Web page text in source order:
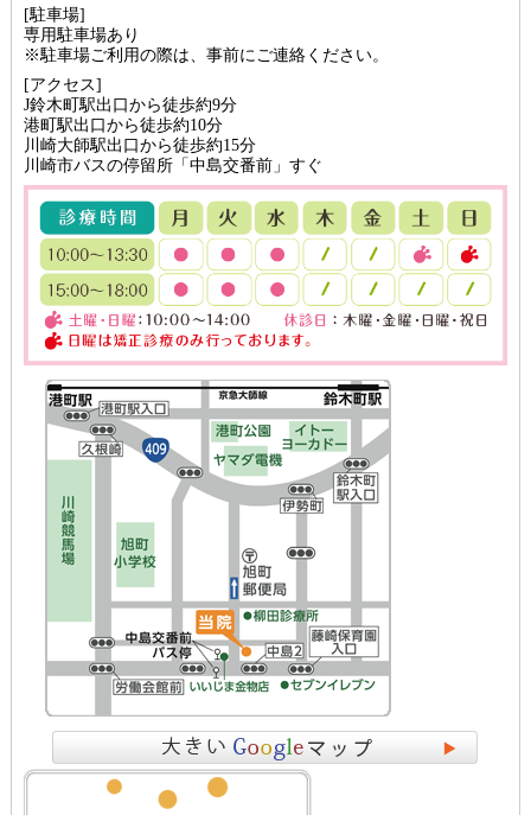
[駐車場]
専用駐車場あり
※駐車場ご利用の際は、事前にご連絡ください。
[アクセス]
J鈴木町駅出口から徒歩約9分
港町駅出口から徒歩約10分
川崎大師駅出口から徒歩約15分
川崎市バスの停留所「中島交番前」すぐ